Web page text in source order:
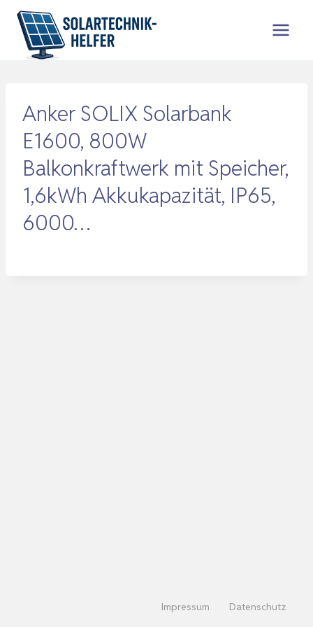
Zum
Inhalt
springen
Anker SOLIX Solarbank
E1600, 800W
Balkonkraftwerk mit Speicher,
1,6kWh Akkukapazität, IP65,
6000…
Impressum Datenschutz